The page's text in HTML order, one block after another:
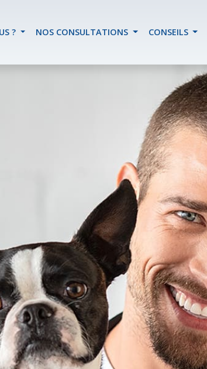
? NOS CONSULTATIONS CONSEILS